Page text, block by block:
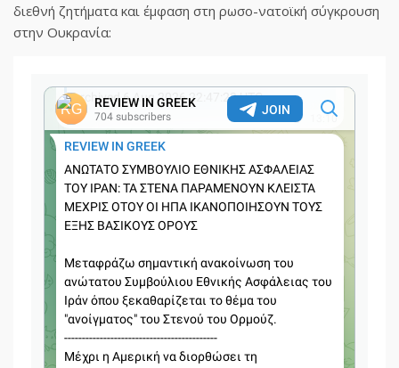
διεθνή ζητήματα και έμφαση στη ρωσο-νατοϊκή σύγκρουση
στην Ουκρανία: